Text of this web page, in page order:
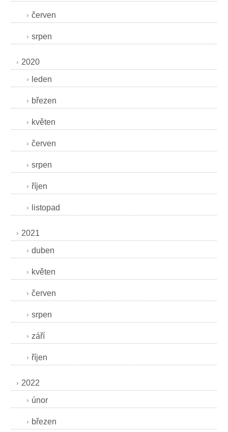
červen
srpen
2020
leden
březen
květen
červen
srpen
říjen
listopad
2021
duben
květen
červen
srpen
září
říjen
2022
únor
březen